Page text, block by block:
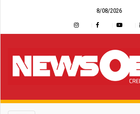
8/08/2026